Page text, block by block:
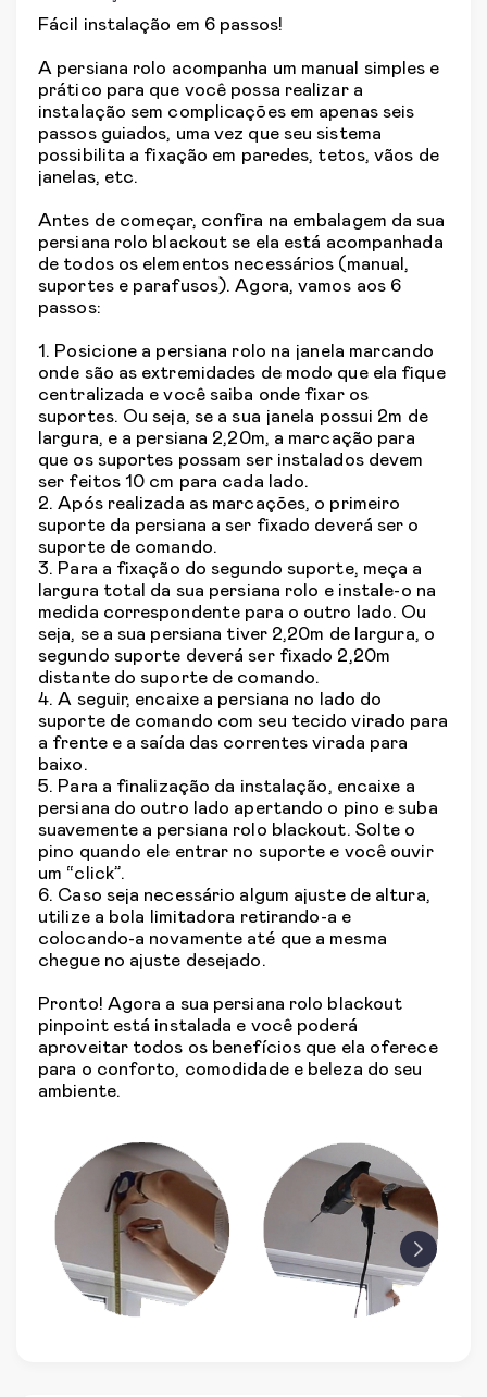
Fácil instalação em 6 passos!
A persiana rolo acompanha um manual simples e
prático para que você possa realizar a
instalação sem complicações em apenas seis
passos guiados, uma vez que seu sistema
possibilita a fixação em paredes, tetos, vãos de
janelas, etc.
Antes de começar, confira na embalagem da sua
persiana rolo blackout se ela está acompanhada
de todos os elementos necessários (manual,
suportes e parafusos). Agora, vamos aos 6
passos:
1. Posicione a persiana rolo na janela marcando
onde são as extremidades de modo que ela fique
centralizada e você saiba onde fixar os
suportes. Ou seja, se a sua janela possui 2m de
largura, e a persiana 2,20m, a marcação para
que os suportes possam ser instalados devem
ser feitos 10 cm para cada lado.
2. Após realizada as marcações, o primeiro
suporte da persiana a ser fixado deverá ser o
suporte de comando.
3. Para a fixação do segundo suporte, meça a
largura total da sua persiana rolo e instale-o na
medida correspondente para o outro lado. Ou
seja, se a sua persiana tiver 2,20m de largura, o
segundo suporte deverá ser fixado 2,20m
distante do suporte de comando.
4. A seguir, encaixe a persiana no lado do
suporte de comando com seu tecido virado para
a frente e a saída das correntes virada para
baixo.
5. Para a finalização da instalação, encaixe a
persiana do outro lado apertando o pino e suba
suavemente a persiana rolo blackout. Solte o
pino quando ele entrar no suporte e você ouvir
um “click”.
6. Caso seja necessário algum ajuste de altura,
utilize a bola limitadora retirando-a e
colocando-a novamente até que a mesma
chegue no ajuste desejado.
Pronto! Agora a sua persiana rolo blackout
pinpoint está instalada e você poderá
aproveitar todos os benefícios que ela oferece
para o conforto, comodidade e beleza do seu
ambiente.